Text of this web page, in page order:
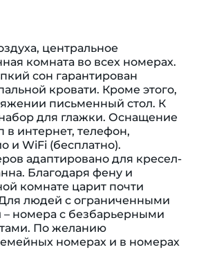
центральное
комната во всех номерах.
сон гарантирован
кровати. Кроме этого,
письменный стол. К
для глажки. Оснащение
в интернет, телефон,
и WiFi (бесплатно).
адаптировано для кресел-
Благодаря фену и
комнате царит почти
людей с ограниченными
номера с безбарьерными
По желанию
номерах и в номерах